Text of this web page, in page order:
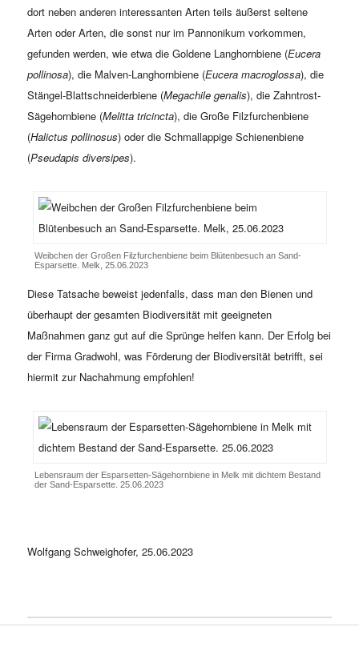
dort neben anderen interessanten Arten teils äußerst seltene
Arten oder Arten, die sonst nur im Pannonikum vorkommen,
gefunden werden, wie etwa die Goldene Langhornbiene (Eucera
pollinosa), die Malven-Langhornbiene (Eucera macroglossa), die
Stängel-Blattschneiderbiene (Megachile genalis), die Zahntrost-
Sägehornbiene (Melitta tricincta), die Große Filzfurchenbiene
(Halictus pollinosus) oder die Schmallappige Schienenbiene
(Pseudapis diversipes).
Weibchen der Großen Filzfurchenbiene beim Blütenbesuch an Sand-
Esparsette. Melk, 25.06.2023
Diese Tatsache beweist jedenfalls, dass man den Bienen und
überhaupt der gesamten Biodiversität mit geeigneten
Maßnahmen ganz gut auf die Sprünge helfen kann. Der Erfolg bei
der Firma Gradwohl, was Förderung der Biodiversität betrifft, sei
hiermit zur Nachahmung empfohlen!
Lebensraum der Esparsetten-Sägehornbiene in Melk mit dichtem Bestand
der Sand-Esparsette. 25.06.2023
Wolfgang Schweighofer, 25.06.2023